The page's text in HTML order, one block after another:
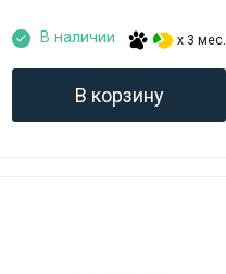
В наличии x 3 мес.
В корзину